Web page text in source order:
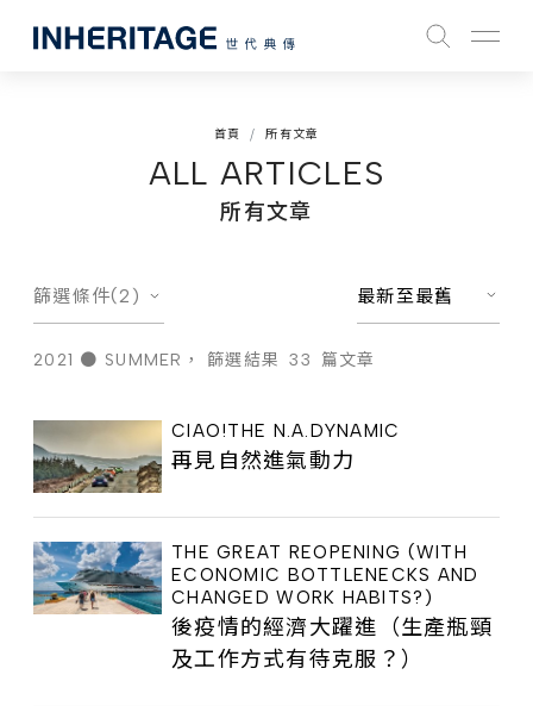
首頁 所有文章
ALL ARTICLES
所有文章
篩選條件(2) 最新至最舊
2021 ● SUMMER， 篩選結果 33 篇文章
CIAO!THE N.A.DYNAMIC
再見自然進氣動力
THE GREAT REOPENING (WITH
ECONOMIC BOTTLENECKS AND
CHANGED WORK HABITS?)
後疫情的經濟大躍進（生產瓶頸
及工作方式有待克服？）